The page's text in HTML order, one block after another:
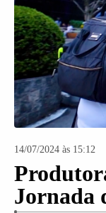
14/07/2024 às 15:12
Jornada